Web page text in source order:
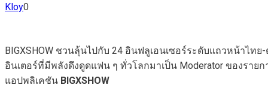
Kloy0
BIGXSHOW ชวนลุ้นไปกับ 24 อินฟลูเอนเซอร์ระดับแถวหน้าไ
อินเตอร์ที่มีพลังดึงดูดแฟน ๆ ทั่วโลกมาเป็น Moderator ของราย
แอปพลิเคชัน BIGXSHOW